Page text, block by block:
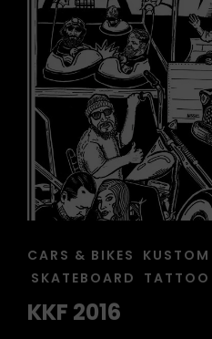
CAT
LINKS
CARS & BIKES
KUSTOM
SKATEBOARD
TATTOO
KKF 2016